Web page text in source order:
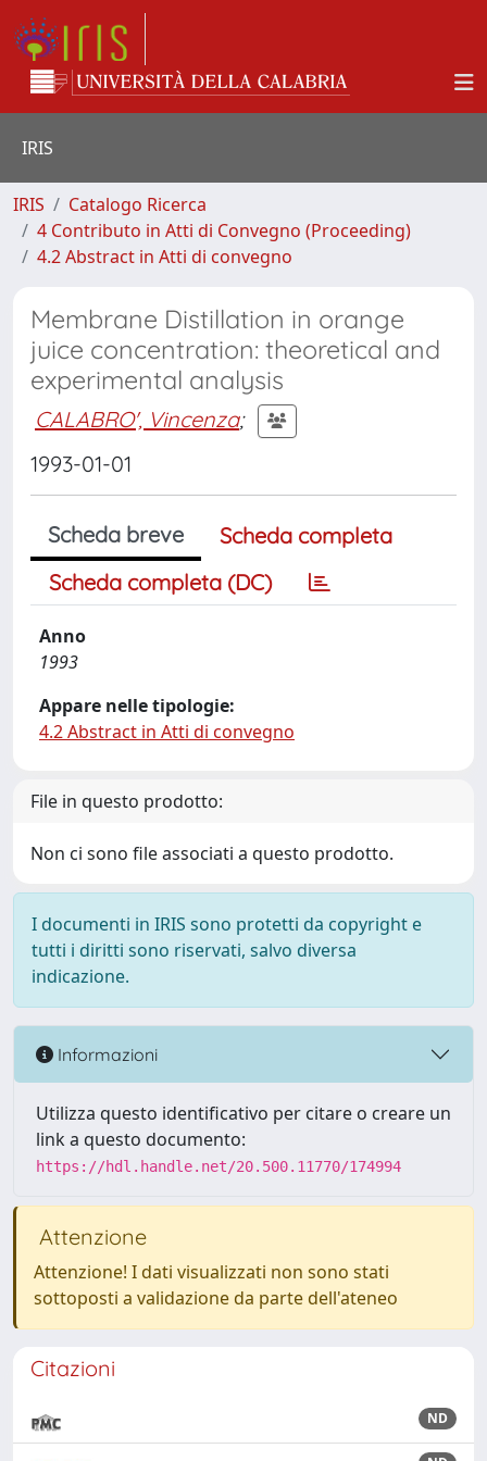
IRIS
IRIS
Catalogo Ricerca
4 Contributo in Atti di Convegno (Proceeding)
4.2 Abstract in Atti di convegno
Membrane Distillation in orange
juice concentration: theoretical and
experimental analysis
CALABRO', Vincenza;
1993-01-01
Scheda breve
Scheda completa
Scheda completa (DC)
Anno
1993
Appare nelle tipologie:
4.2 Abstract in Atti di convegno
File in questo prodotto:
Non ci sono file associati a questo prodotto.
I documenti in IRIS sono protetti da copyright e
tutti i diritti sono riservati, salvo diversa
indicazione.
Informazioni
Utilizza questo identificativo per citare o creare un
link a questo documento:
https://hdl.handle.net/20.500.11770/174994
Attenzione
Attenzione! I dati visualizzati non sono stati
sottoposti a validazione da parte dell'ateneo
Citazioni
ND